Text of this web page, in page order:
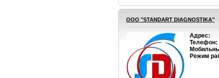
OOO "STANDART DIAGNOSTIKA"
Адрес:
Телефон:
Режим